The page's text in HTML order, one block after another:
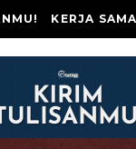
KERJA SAMA